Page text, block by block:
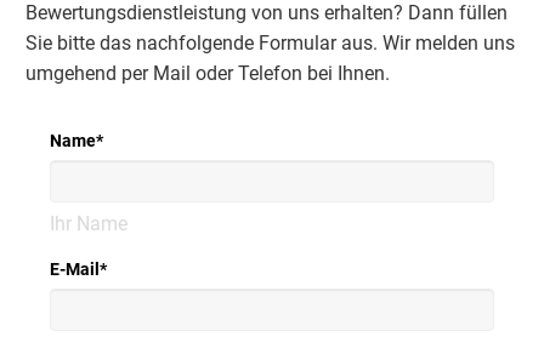
Bewertungsdienstleistung von uns erhalten? Dann füllen
Sie bitte das nachfolgende Formular aus. Wir melden uns
umgehend per Mail oder Telefon bei Ihnen.
Name*
Ihr Name
E-Mail *